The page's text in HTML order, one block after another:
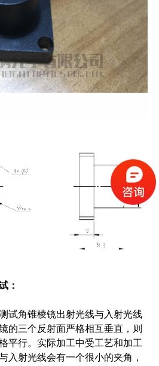
：
试角锥棱镜出射光线与入射光线
的三个反射面严格相互垂直，则
平行。实际加工中受工艺和加工
入射光线会有一个很小的夹角，